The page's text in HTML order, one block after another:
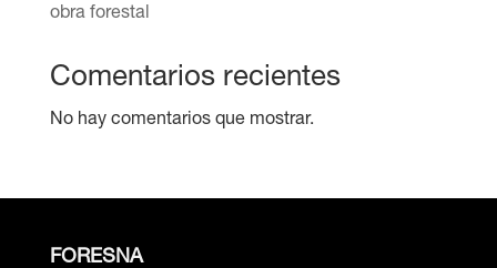
obra forestal
Comentarios recientes
No hay comentarios que mostrar.
FORESNA